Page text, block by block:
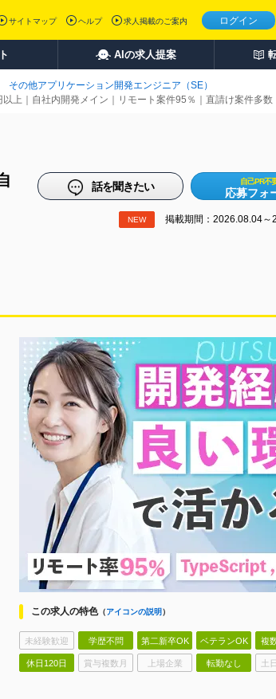
ログイン
サイトマップ ヘルプ 求人掲載のご案内
AIの求人提案
その他アプリケーション開発エンジニア（SE）
上｜自社内開発メイン｜リモート案件95％｜直請け案件多数
話を聞きたい 自己PR不
応募フォ
NEW 掲載期間：2026.08.04～
この求人の特色（アイコンの説明）
未経験歓迎 学歴不問 第二新卒OK ベテランOK 複
休日120日 賞与複数月 上場企業 転勤なし 土